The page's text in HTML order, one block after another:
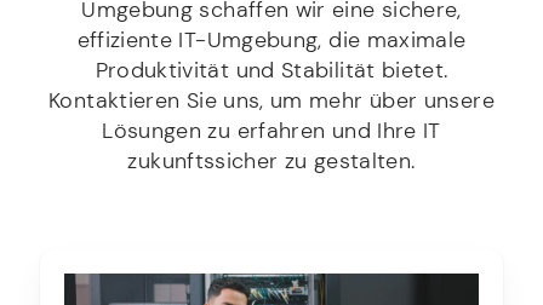
Umgebung schaffen wir eine sichere,
effiziente IT-Umgebung, die maximale
Produktivität und Stabilität bietet.
Kontaktieren Sie uns, um mehr über unsere
Lösungen zu erfahren und Ihre IT
zukunftssicher zu gestalten.